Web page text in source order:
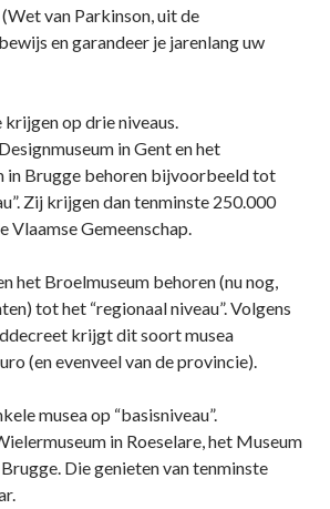
van Parkinson, uit de
en garandeer je jarenlang uw
krijgen op drie niveaus.
in Gent en het
in Brugge behoren bijvoorbeeld tot
Zij krijgen dan tenminste 250.000
Vlaamse Gemeenschap.
het Broelmuseum behoren (nu nog,
tot het “regionaal niveau”. Volgens
krijgt dit soort musea
(en evenveel van de provincie).
musea op “basisniveau”.
in Roeselare, het Museum
Die genieten van tenminste